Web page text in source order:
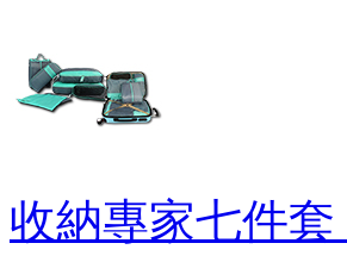
收納專家七件套